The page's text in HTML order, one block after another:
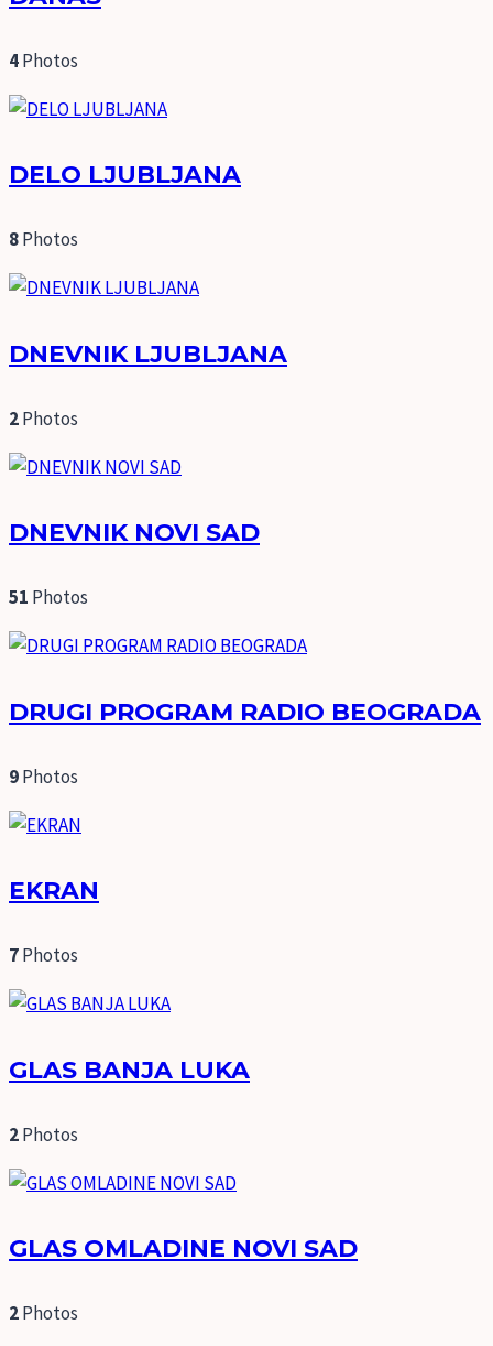
4Photos
DELO LJUBLJANA
8Photos
DNEVNIK LJUBLJANA
2Photos
DNEVNIK NOVI SAD
51 Photos
DRUGI PROGRAM RADIO BEOGRADA
9Photos
EKRAN
7Photos
GLAS BANJA LUKA
2Photos
GLAS OMLADINE NOVI SAD
2Photos